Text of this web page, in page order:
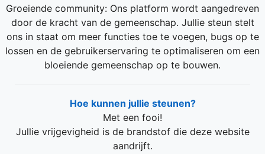
Groeiende community: Ons platform wordt aangedreven
door de kracht van de gemeenschap. Jullie steun stelt
ons in staat om meer functies toe te voegen, bugs op te
lossen en de gebruikerservaring te optimaliseren om een
bloeiende gemeenschap op te bouwen.
Hoe kunnen jullie steunen?
Met een fooi!
Jullie vrijgevigheid is de brandstof die deze website
aandrijft.